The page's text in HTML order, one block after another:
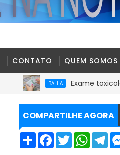
CONTATO QUEM SOMOS
Exame toxicológico
COMPARTILHE AGORA
S
F
T
w
W
T